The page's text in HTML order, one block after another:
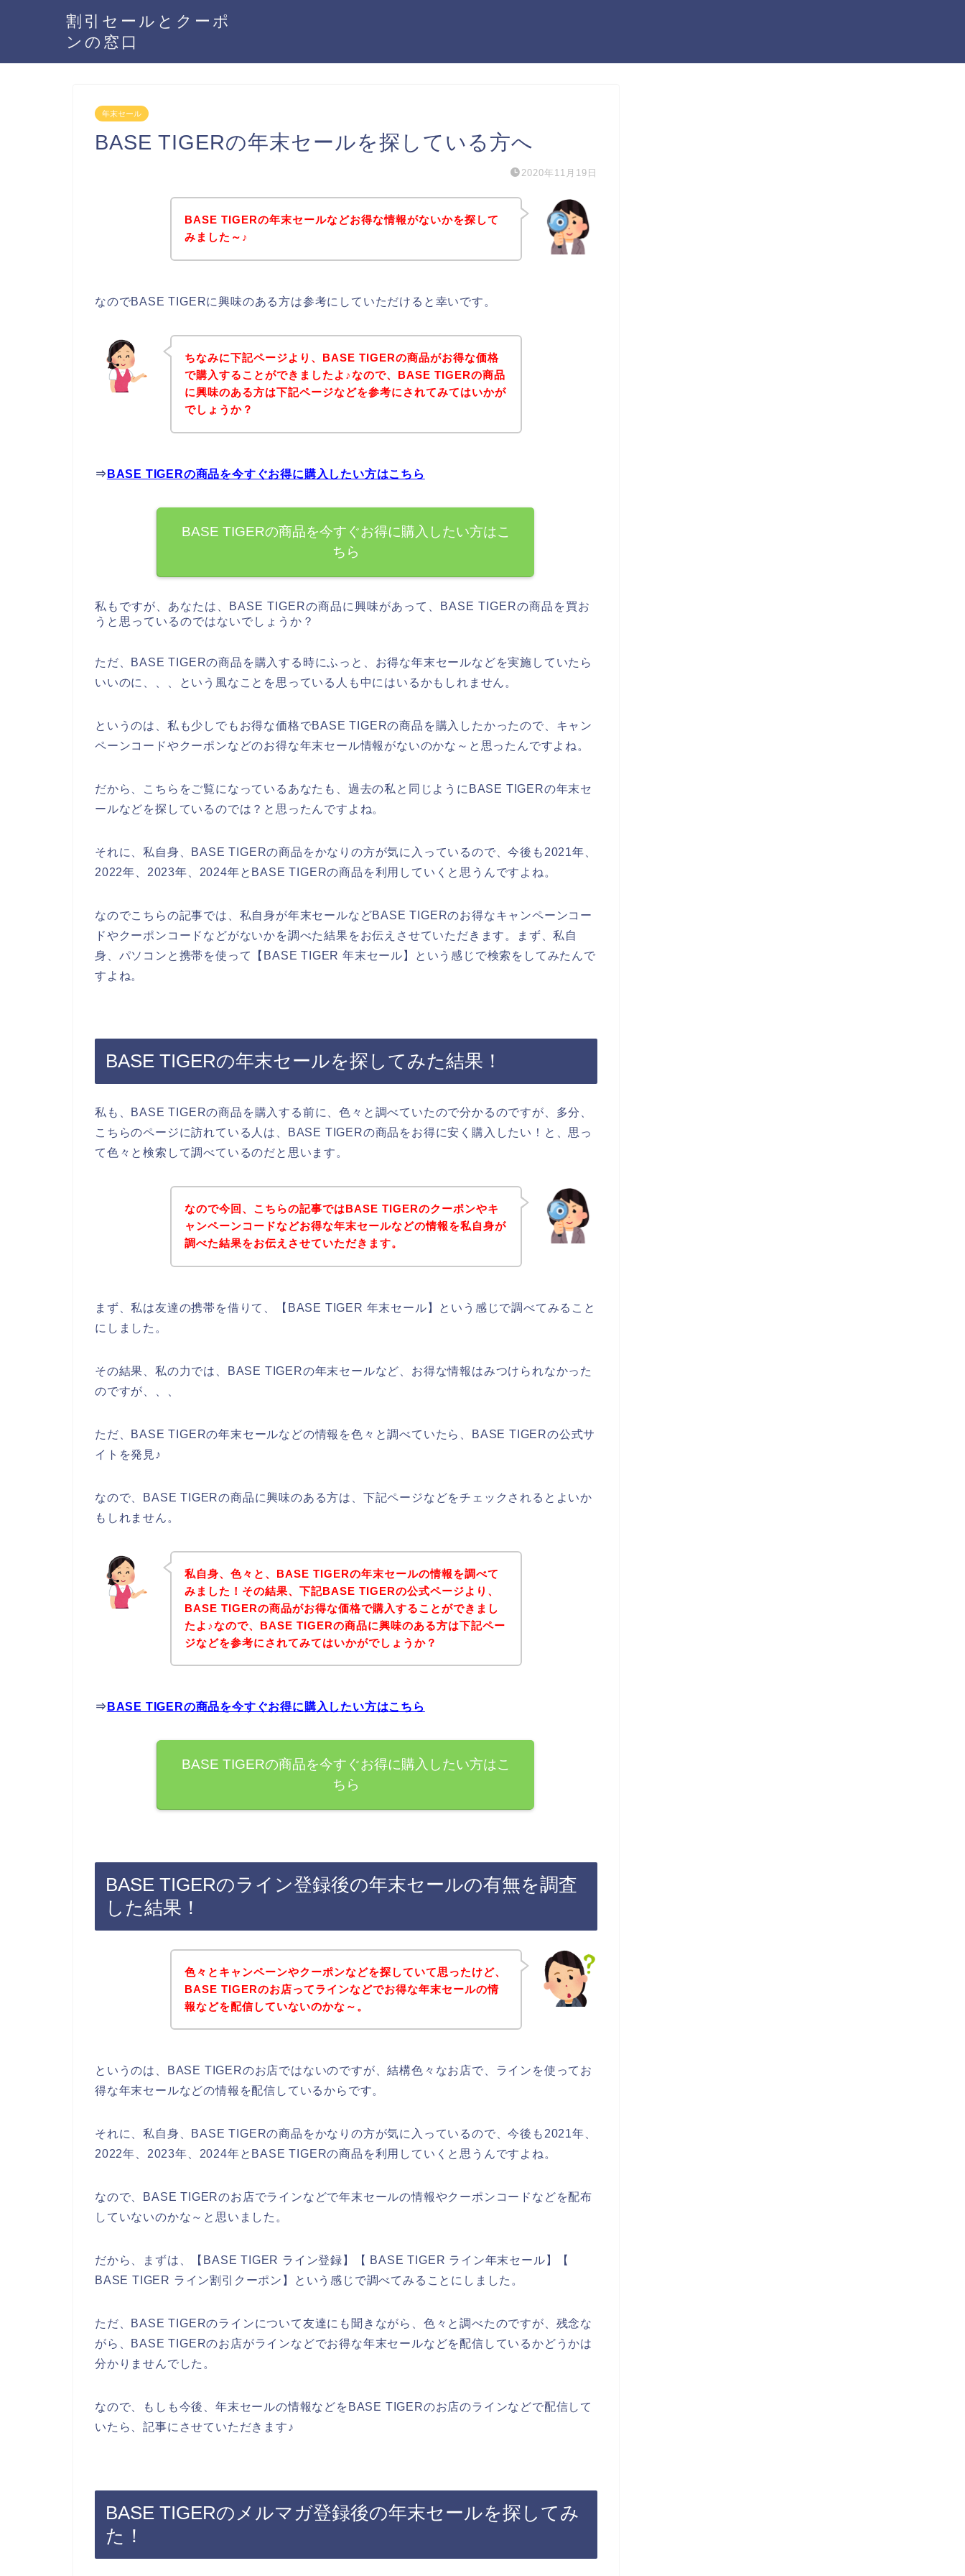
割引セールとクーポ
ンの窓口
年末セール
BASE TIGERの年末セールを探している方へ
2020年11月19日
BASE TIGERの年末セールなどお得な情報がないかを探して
みました～♪
なのでBASE TIGERに興味のある方は参考にしていただけると幸いです。
ちなみに下記ページより、BASE TIGERの商品がお得な価格
で購入することができましたよ♪なので、BASE TIGERの商品
に興味のある方は下記ページなどを参考にされてみてはいかが
でしょうか？
⇒ BASE TIGERの商品を今すぐお得に購入したい方はこちら
BASE TIGERの商品を今すぐお得に購入したい方はこ
ちら
私もですが、あなたは、BASE TIGERの商品に興味があって、BASE TIGERの商品を買お
うと思っているのではないでしょうか？
ただ、BASE TIGERの商品を購入する時にふっと、お得な年末セールなどを実施していたら
いいのに、、、という風なことを思っている人も中にはいるかもしれません。
というのは、私も少しでもお得な価格でBASE TIGERの商品を購入したかったので、キャン
ペーンコードやクーポンなどのお得な年末セール情報がないのかな～と思ったんですよね。
だから、こちらをご覧になっているあなたも、過去の私と同じようにBASE TIGERの年末セ
ールなどを探しているのでは？と思ったんですよね。
それに、私自身、BASE TIGERの商品をかなりの方が気に入っているので、今後も2021年、
2022年、2023年、2024年とBASE TIGERの商品を利用していくと思うんですよね。
なのでこちらの記事では、私自身が年末セールなどBASE TIGERのお得なキャンペーンコー
ドやクーポンコードなどがないかを調べた結果をお伝えさせていただきます。まず、私自
身、パソコンと携帯を使って【BASE TIGER 年末セール】という感じで検索をしてみたんで
すよね。
BASE TIGERの年末セールを探してみた結果！
私も、BASE TIGERの商品を購入する前に、色々と調べていたので分かるのですが、多分、
こちらのページに訪れている人は、BASE TIGERの商品をお得に安く購入したい！と、思っ
て色々と検索して調べているのだと思います。
なので今回、こちらの記事ではBASE TIGERのクーポンやキ
ャンペーンコードなどお得な年末セールなどの情報を私自身が
調べた結果をお伝えさせていただきます。
まず、私は友達の携帯を借りて、【BASE TIGER 年末セール】という感じで調べてみること
にしました。
その結果、私の力では、BASE TIGERの年末セールなど、お得な情報はみつけられなかった
のですが、、、
ただ、BASE TIGERの年末セールなどの情報を色々と調べていたら、BASE TIGERの公式サ
イトを発見♪
なので、BASE TIGERの商品に興味のある方は、下記ページなどをチェックされるとよいか
もしれません。
私自身、色々と、BASE TIGERの年末セールの情報を調べて
みました！その結果、下記BASE TIGERの公式ページより、
BASE TIGERの商品がお得な価格で購入することができまし
たよ♪なので、BASE TIGERの商品に興味のある方は下記ペー
ジなどを参考にされてみてはいかがでしょうか？
⇒ BASE TIGERの商品を今すぐお得に購入したい方はこちら
BASE TIGERの商品を今すぐお得に購入したい方はこ
ちら
BASE TIGERのライン登録後の年末セールの有無を調査
した結果！
色々とキャンペーンやクーポンなどを探していて思ったけど、
BASE TIGERのお店ってラインなどでお得な年末セールの情
報などを配信していないのかな～。
というのは、BASE TIGERのお店ではないのですが、結構色々なお店で、ラインを使ってお
得な年末セールなどの情報を配信しているからです。
それに、私自身、BASE TIGERの商品をかなりの方が気に入っているので、今後も2021年、
2022年、2023年、2024年とBASE TIGERの商品を利用していくと思うんですよね。
なので、BASE TIGERのお店でラインなどで年末セールの情報やクーポンコードなどを配布
していないのかな～と思いました。
だから、まずは、【BASE TIGER ライン登録】【 BASE TIGER ライン年末セール】【
BASE TIGER ライン割引クーポン】という感じで調べてみることにしました。
ただ、BASE TIGERのラインについて友達にも聞きながら、色々と調べたのですが、残念な
がら、BASE TIGERのお店がラインなどでお得な年末セールなどを配信しているかどうかは
分かりませんでした。
なので、もしも今後、年末セールの情報などをBASE TIGERのお店のラインなどで配信して
いたら、記事にさせていただきます♪
BASE TIGERのメルマガ登録後の年末セールを探してみ
た！